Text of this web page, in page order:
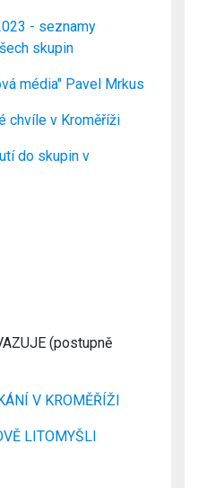
- seznamy
skupin
média" Pavel Mrkus
chvíle v Kroměříži
do skupin v
(postupně
V KROMĚŘÍŽI
LITOMYŠLI